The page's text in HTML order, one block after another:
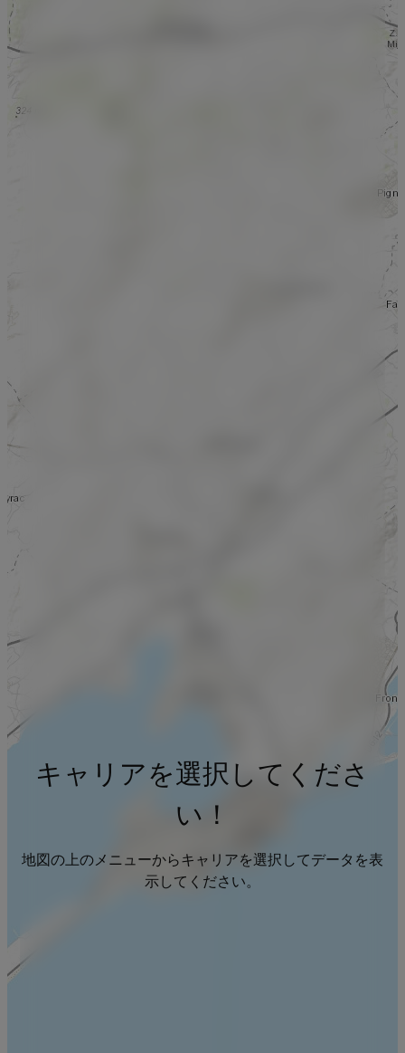
キャリアを選択してくださ
い！
地図の上のメニューからキャリアを選択してデータを表
示してください。